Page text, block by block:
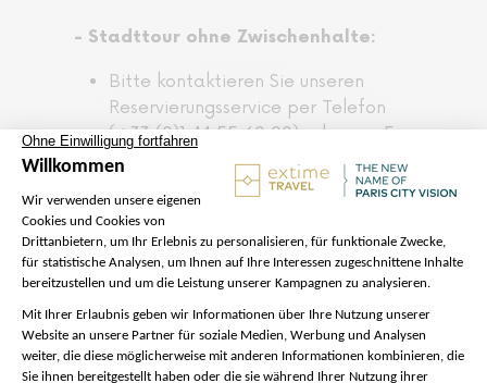
- Stadttour ohne Zwischenhalte:
Bitte kontaktieren Sie unseren
Reservierungsservice per Telefon
(+33 (0)1 44 55 60 00) oder per E-
Mail (
resa@pariscityvision.com), um
Ihre Stadttour durch Paris zu
reservieren.
Verfügbare Sprachen für die
aufgezeichneten Erläuterungen:
Französisch, Englisch, Spanisch,
Italienisch, Deutsch, Portugiesisch,
Japanisch, Hochchinesisch, Russisch,
Koreanisch, Holländisch